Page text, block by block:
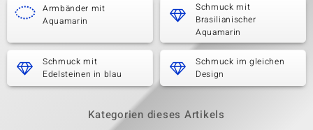
Armbänder mit
Aquamarin
Schmuck mit
Brasilianischer
Aquamarin
Schmuck mit
Edelsteinen in blau
Schmuck im gleichen
Design
Kategorien dieses Artikels